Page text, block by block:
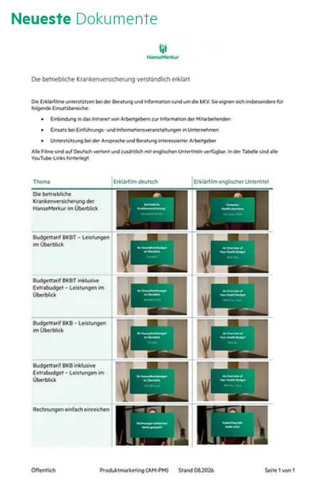
Neueste Doku­mente